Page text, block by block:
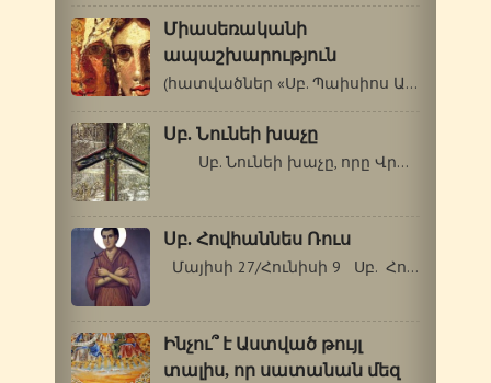
Միասեռականի
ապաշխարություն
(հատվածներ «Սբ. Պաիսիոս Աթոսացու…
Սբ. Նունեի խաչը
Սբ. Նունեի խաչը, որը Վրաց…
Սբ. Հովհաննես Ռուս
Մայիսի 27/Հունիսի 9 Սբ. Հովհաննես…
Ինչու՞ է Աստված թույլ
տալիս, որ սատանան մեզ